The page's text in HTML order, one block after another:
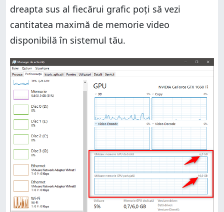
dreapta sus al fiecărui grafic poți să vezi
cantitatea maximă de memorie video
disponibilă în sistemul tău.